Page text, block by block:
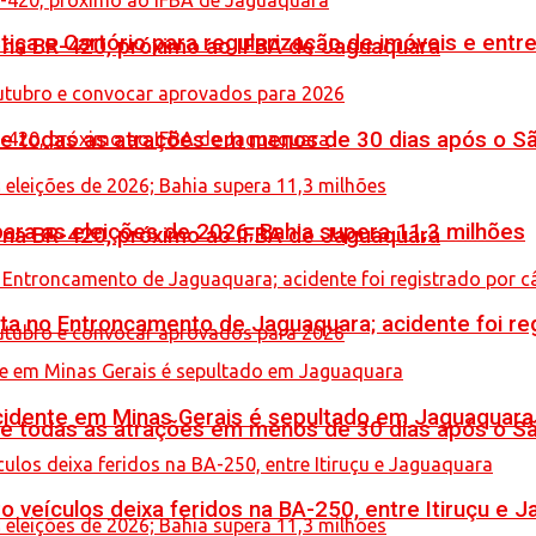
e Cartório para regularização de imóveis e
BR-420, próximo ao IFBA de Jaguaquara
todas as atrações em menos de 30 dias após o
BR-420, próximo ao IFBA de Jaguaquara
todas as atrações em menos de 30 dias após o
as eleições de 2026; Bahia supera 11,3 milhões
no Entroncamento de Jaguaquara; acidente foi
em Minas Gerais é sepultado em Jaguaquara
veículos deixa feridos na BA-250, entre Itiruçu e